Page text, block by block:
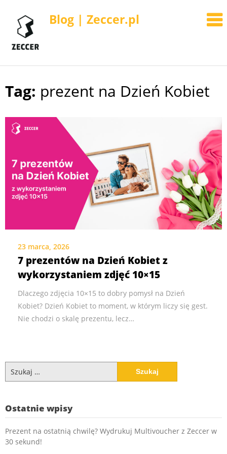
Blog | Zeccer.pl
Skip
Tag: prezent na Dzień Kobiet
23 marca, 2026
7 prezentów na Dzień Kobiet z
wykorzystaniem zdjęć 10×15
Dlaczego zdjęcia 10×15 to dobry pomysł na Dzień
Kobiet? Dzień Kobiet to moment, w którym liczy się gest.
Nie chodzi o skalę prezentu, lecz…
Ostatnie wpisy
Prezent na ostatnią chwilę? Wydrukuj Multivoucher z Zeccer w
30 sekund!